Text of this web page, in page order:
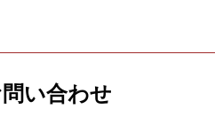
い合わせ